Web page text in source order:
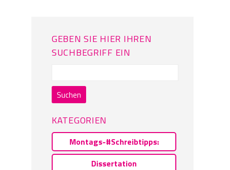
GEBEN SIE HIER IHREN
SUCHBEGRIFF EIN
KATEGORIEN
Montags-#Schreibtipps:
Dissertation